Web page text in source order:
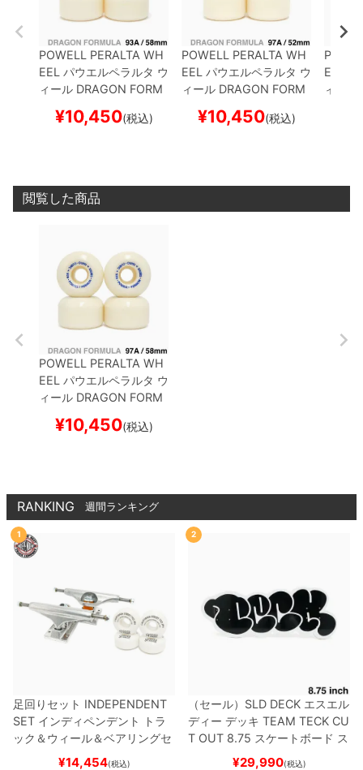
POWELL PERALTA WH
EEL パウエルペラルタ ウ
ィール DRAGON FORM
CUBIC58mm x 37.5m
¥10,450(税込)
POWELL PERALTA WH
EEL パウエルペラルタ ウ
ィール DRAGON FORM
NDERSON NANO CUBI
¥10,450(税込)
EEL
ィール
閲覧した商品
POWELL PERALTA WH
EEL パウエルペラルタ ウ
ィール DRAGON FORM
CUBIC58mm x 37.5m
¥10,450(税込)
RANKING 週間ランキング
1
足回りセット INDEPENDENT
SET インディペンデント
トラ
ック＆ウィール＆ベアリングセ
（トリック用）
¥14,454(税込)
2
（セール） SLD DECK エスエル
ディー デッキ TEAM TECK CU
T OUT 8.75 スケートボード ス
¥29,990(税込)